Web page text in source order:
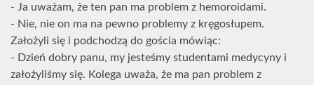
- Ja uważam, że ten pan ma problem z hemoroidami.
- Nie, nie on ma na pewno problemy z kręgosłupem.
Założyli się i podchodzą do gościa mówiąc:
- Dzień dobry panu, my jesteśmy studentami medycyny i
założyliśmy się. Kolega uważa, że ma pan problem z